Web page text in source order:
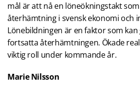
mål är att nå en löneökningstakt
återhämtning i svensk ekonomi och
Lönebildningen är en faktor som
fortsatta återhämtningen. Ökade
viktig roll under kommande år.
Marie Nilsson